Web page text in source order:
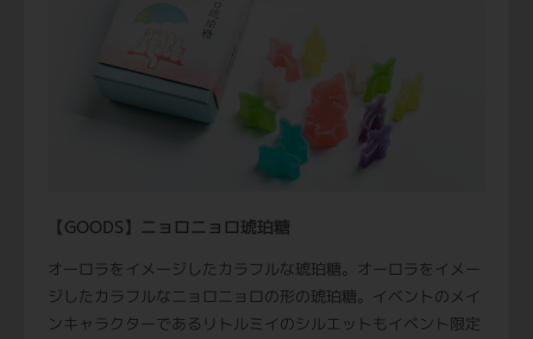
【GOODS】ニョロニョロ琥珀糖
オーロラをイメージしたカラフルな琥珀糖。オーロラをイメー
ジしたカラフルなニョロニョロの形の琥珀糖。イベントのメイ
ンキャラクターであるリトルミイのシルエットもイベント限定